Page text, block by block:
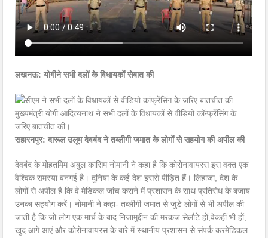
लखनऊ: योगीने सभी दलों के विधायकों सेबात की
मुख्यमंत्री योगी आदित्यनाथ ने सभी दलों के विधायकों से वीडियो कॉन्फ्रेंसिंग के
जरिए बातचीत की।
सहारनपुर: दारूल उलूम देवबंद ने तब्लीगी जमात के लोगों से सहयोग की अपील की
देवबंद के मोहतमिम अबुल कासिम नोमानी ने कहा है कि कोरोनावायरस इस वक्त एक
वैश्विक समस्या बनगई है। दुनिया के कई देश इससे पीड़ित हैं। लिहाजा, देश के
लोगों से अपील है कि वे मेडिकल जांच कराने में प्रशासन के साथ प्रतिरोध के बजाय
उनका सहयोग करें। नोमानी ने कहा- तब्लीगी जमात से जुड़े लोगों से भी अपील की
जाती है कि जो लोग एक मार्च के बाद निजामुद्दीन की मरकज सेलौटे हों,वेकहीं भी हों,
खुद आगे आएं और कोरोनावायरस के बारे में स्थानीय प्रशासन से संपर्क करमेडिकल